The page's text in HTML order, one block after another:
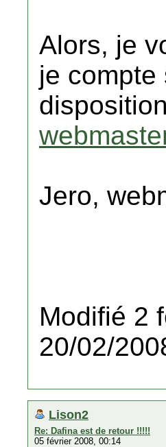
Alors, je
je compte
Jero,
Modifié 2
20/02/
Lison2
Re: Dafina est de retour !!!!!
05 février 2008, 00:14